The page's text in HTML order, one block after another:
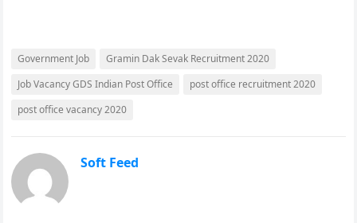
Government Job
Gramin Dak Sevak Recruitment 2020
Job Vacancy GDS Indian Post Office
post office recruitment 2020
post office vacancy 2020
Soft Feed